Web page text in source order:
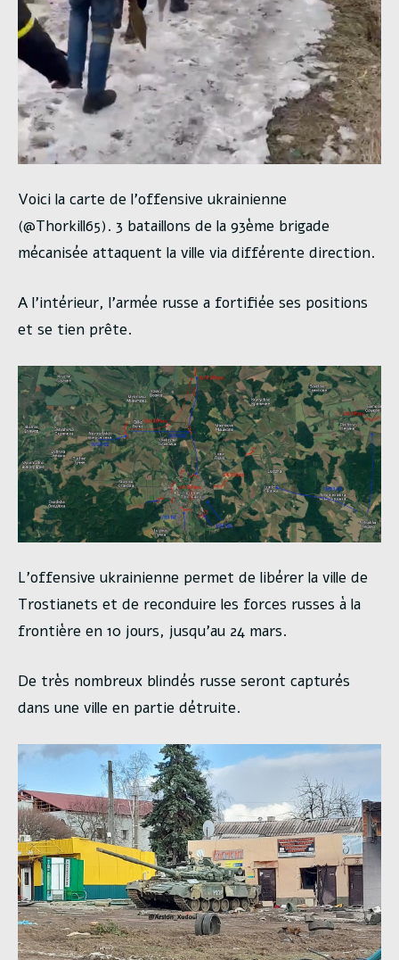
Voici la carte de l’offensive ukrainienne
(@Thorkill65). 3 bataillons de la 93ème brigade
mécanisée attaquent la ville via différente direction.
A l’intérieur, l’armée russe a fortifiée ses positions
et se tien prête.
L’offensive ukrainienne permet de libérer la ville de
Trostianets et de reconduire les forces russes à la
frontière en 10 jours, jusqu’au 24 mars.
De très nombreux blindés russe seront capturés
dans une ville en partie détruite.